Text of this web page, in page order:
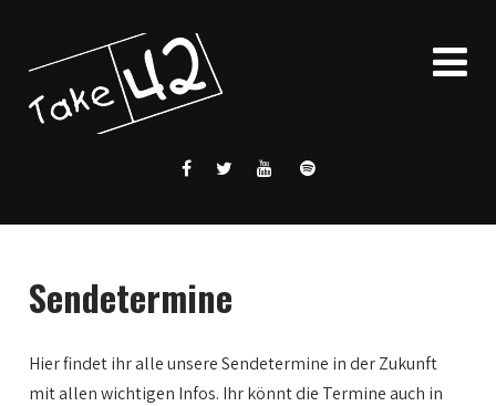
Sendetermine
Hier findet ihr alle unsere Sendetermine in der Zukunft
mit allen wichtigen Infos. Ihr könnt die Termine auch in